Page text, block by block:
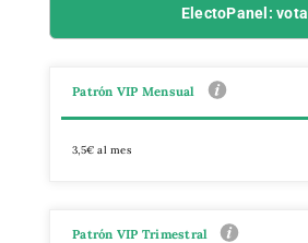
ElectoPanel: vota
Patrón VIP Mensual
3,5€ al mes
Patrón VIP Trimestral